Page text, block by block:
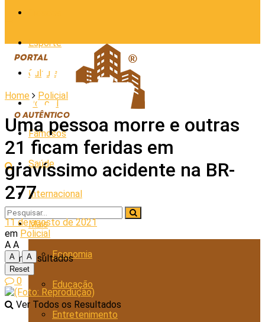
Esporte
Cultura
Policial
Famosos
Saúde
Internacional
Mais
Economia
Educação
Entretenimento
Sem Resultados
Ver Todos os Resultados
Home Policial
Uma pessoa morre e outras
21 ficam feridas em
gravíssimo acidente na BR-
277
11 de agosto de 2021
em Policial
A A
A
A
Reset
0